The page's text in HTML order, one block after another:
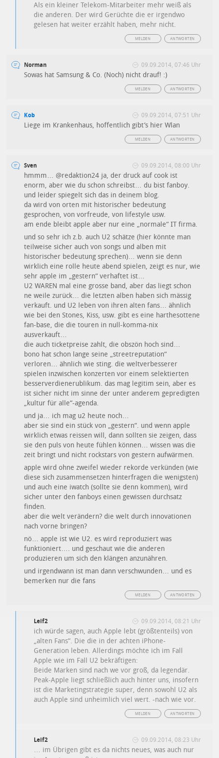
Als ein kleiner Telekom-Mitarbeiter mehr weiß als
die anderen. Der wird Gerüchte die er irgendwo
gelesen hat weiter erzählt haben, mehr nicht.
ANTWORTEN
MELDEN
Norman 09.09.2014, 07:46 Uhr
Sowas hat Samsung & Co. (Noch) nicht drauf! :)
ANTWORTEN
MELDEN
Kob 09.09.2014, 07:51 Uhr
Liege im Krankenhaus, hoffentlich gibt’s hier Wlan
ANTWORTEN
MELDEN
Sven 09.09.2014, 08:00 Uhr
hmmm… @redaktion24 ja, der druck auf cook ist
enorm, aber wie du schon schreibst… du bist fanboy.
und leider spiegelt sich das in deinem blog.
da wird von orten mit historischer bedeutung
gesprochen, von vorfreude, von lifestyle usw.
am ende bleibt apple aber nur eine „normale“ IT firma.
und so sehr ich z.b. auch U2 schätze (hier könnte man
teilweise sicher auch von songs und alben mit
historischer bedeutung sprechen)… wenn sie denn
wirklich eine rolle heute abend spielen, zeigt es nur, wie
sehr apple im „gestern“ verhaftet ist…
U2 WAREN mal eine grosse band, aber das liegt schon
ne weile zurück… die letzten alben haben sich mässig
verkauft. und U2 leben von ihren alten fans… ähnlich
wie bei den Stones, Kiss, usw. gibt es eine harthesottene
fan-base, die die touren in null-komma-nix
ausverkauft…
die auch ticketpreise zahlt, die obszön hoch sind…
bono hat schon lange seine „streetreputation“
verloren… ähnlich wie sting. die weltverbesserer
spielen inzwischen konzerten vor einem selektierten
besserverdienerublikum. das mag legitim sein, aber es
ist sicher nicht im sinne der unter anderem gepredigten
„kultur für alle“-agenda.
und ja… ich mag u2 heute noch…
aber sie sind ein stück von „gestern“. und wenn apple
wirklich etwas reissen will, dann sollten sie zeigen, dass
sie den puls von heute fühlen können… wissen was die
zeit bringt und nicht rockstars von gestern aufwärmen.
apple wird ohne zweifel wieder rekorde verkünden (wie
diese sich zusammensetzen hinterfragen die wenigsten)
und auch eine iwatch (sollte sie denn kommen), wird
sicher unter den fanboys einen gewissen durchsatz
finden.
aber die welt verändern? die welt durch innovationen
nach vorne bringen?
nö… apple ist wie U2. es wird reproduziert was
funktioniert…. und geschaut wie die anderen
produzieren um sich den klängen anzunähren.
und irgendwann ist man dann verschwunden… und es
bemerken nur die fans
ANTWORTEN
MELDEN
Leif2 09.09.2014, 08:21 Uhr
ich würde sagen, auch Apple lebt (größtenteils) von
„alten Fans“. Die die in der achten iPhone-
Generation leben. Allerdings möchte ich im Fall
Apple wie im Fall U2 bekräftigen:
Beide Marken sind nach we vor groß, da legendär.
Peak-Apple liegt schließlich auch hinter uns, insofern
ist die Marketingstrategie super, denn sowohl U2 als
auch Apple sind unheimlich viel wert. -nach wie vor.
ANTWORTEN
MELDEN
Leif2 09.09.2014, 08:23 Uhr
… im Übrigen gibt es da nichts neues, was auch nur